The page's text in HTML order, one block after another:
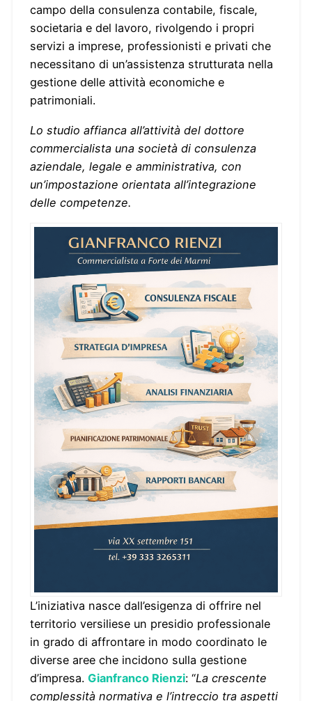
campo della consulenza contabile, fiscale,
societaria e del lavoro, rivolgendo i propri
servizi a imprese, professionisti e privati che
necessitano di un’assistenza strutturata nella
gestione delle attività economiche e
patrimoniali.
Lo studio affianca all’attività del dottore
commercialista una società di consulenza
aziendale, legale e amministrativa, con
un’impostazione orientata all’integrazione
delle competenze.
L’iniziativa nasce dall’esigenza di offrire nel
territorio versiliese un presidio professionale
in grado di affrontare in modo coordinato le
diverse aree che incidono sulla gestione
d’impresa. Gianfranco Rienzi: “La crescente
complessità normativa e l’intreccio tra aspetti